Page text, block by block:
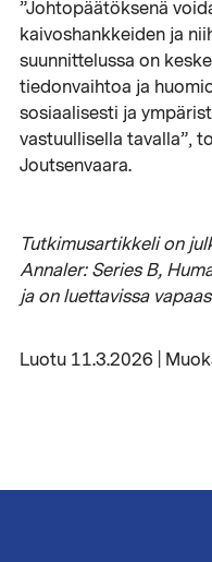
”Johtopäätöksenä
kaivoshankkeiden ja
suunnittelussa on
tiedonvaihtoa ja
sosiaalisesti ja
vastuullisella tavalla”,
Joutsenvaara.
Tutkimusartikkeli on
Annaler: Series B,
ja on luettavissa
Luotu 11.3.2026 |